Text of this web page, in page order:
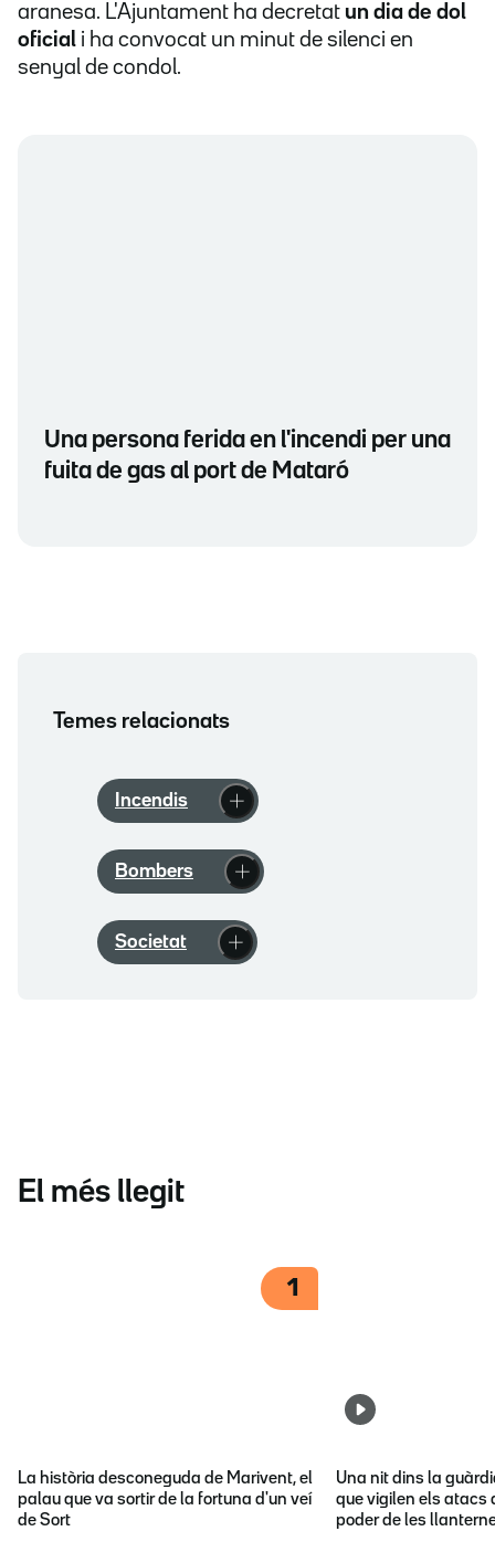
aranesa. L'Ajuntament ha decretat un dia de dol
oficial i ha convocat un minut de silenci en
senyal de condol.
Una persona ferida en l'incendi per una
fuita de gas al port de Mataró
Temes relacionats
Incendis
Bombers
Societat
El més llegit
1
La història desconeguda de Marivent, el
palau que va sortir de la fortuna d'un veí
de Sort
Una nit dins la
que vigilen els atacs
poder de les